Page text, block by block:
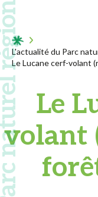
régional
Acceuil
L'actualité du Parc
Le Lucane cerf-volant
Le
volant